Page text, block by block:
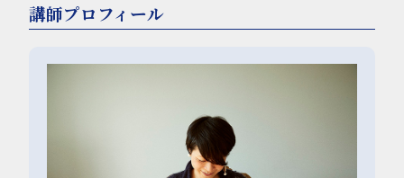
講師プロフィール